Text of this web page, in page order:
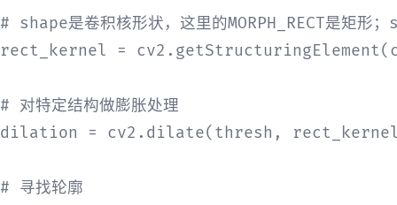
# shape是卷积核形状，这里的MORPH_RECT是矩
rect_kernel =
# 对特定结构做膨胀处理
dilation = cv2.dilate(thresh,
# 寻找轮廓